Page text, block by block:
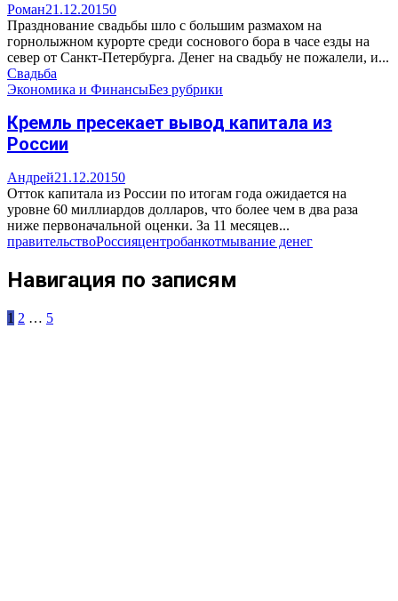
Роман21.12.20150
Празднование свадьбы шло с большим размахом на
горнолыжном курорте среди соснового бора в часе езды на
север от Санкт-Петербурга. Денег на свадьбу не пожалели, и...
Свадьба
Экономика и ФинансыБез рубрики
Кремль пресекает вывод капитала из
России
Андрей21.12.20150
Отток капитала из России по итогам года ожидается на
уровне 60 миллиардов долларов, что более чем в два раза
ниже первоначальной оценки. За 11 месяцев...
правительствоРоссияцентробанкотмывание денег
Навигация по записям
1 2 … 5